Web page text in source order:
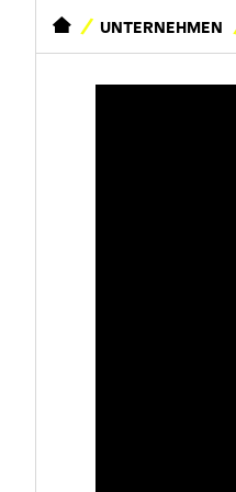
STARTSEITEUNTERNEHMEN